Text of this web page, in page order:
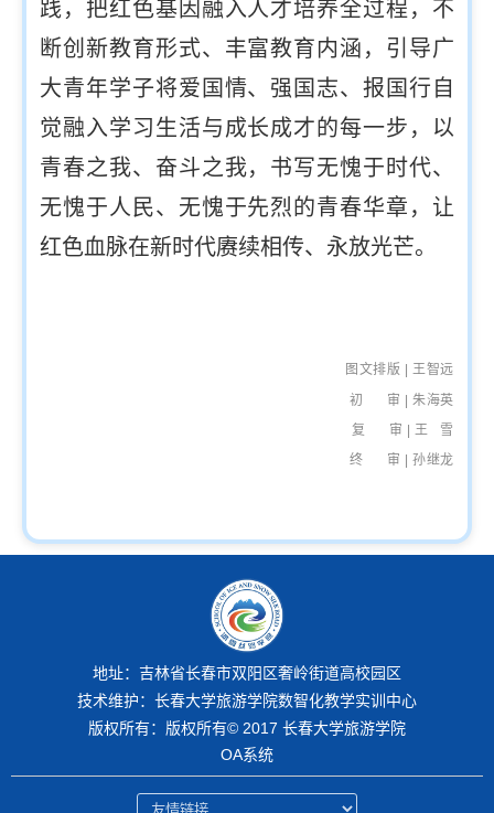
践，把红色基因融入人才培养全过程，不
断创新教育形式、丰富教育内涵，引导广
大青年学子将爱国情、强国志、报国行自
觉融入学习生活与成长成才的每一步，以
青春之我、奋斗之我，书写无愧于时代、
无愧于人民、无愧于先烈的青春华章，让
红色血脉在新时代赓续相传、永放光芒。
图文排版 | 王智远
初 审 | 朱海英
复 审 | 王 雪
终 审 | 孙继龙
地址：吉林省长春市双阳区奢岭街道高校园区
技术维护：长春大学旅游学院数智化教学实训中心
版权所有：版权所有© 2017 长春大学旅游学院
OA系统